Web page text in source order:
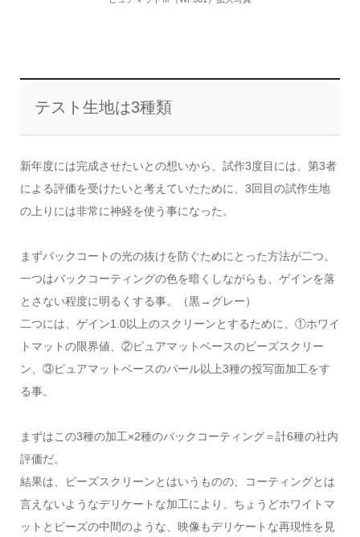
テスト生地は3種類
新年度には完成させたいとの想いから、試作3度目には、第3者
による評価を受けたいと考えていたために、3回目の試作生地
の上りには非常に神経を使う事になった。
まずバックコートの光の抜けを防ぐためにとった方法が二つ。
一つはバックコーティングの色を暗くしながらも、ゲインを落
とさない程度に明るくする事。（黒→グレー）
二つには、ゲイン1.0以上のスクリーンとするために、①ホワイ
トマットの限界値、②ピュアマットベースのビーズスクリー
ン、③ピュアマットベースのパール以上3種の投写面加工をす
る事。
まずはこの3種の加工×2種のバックコーティング＝計6種の社内
評価だ。
結果は、ビーズスクリーンとはいうものの、コーティングとは
言えないようなデリケートな加工により、ちょうどホワイトマ
ットとビーズの中間のような、映像もデリケートな再現性を見